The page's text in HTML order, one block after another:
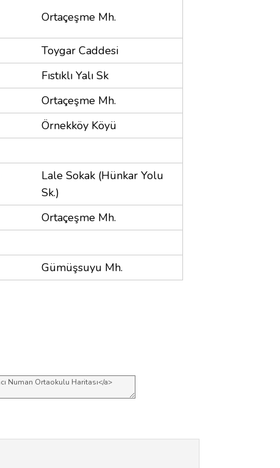
Ortaçeşme Mh.
Toygar Caddesi
Fıstıklı Yalı Sk
Ortaçeşme Mh.
Örnekköy Köyü
Lale Sokak (Hünkar Yolu
Sk.)
Ortaçeşme Mh.
Gümüşsuyu Mh.